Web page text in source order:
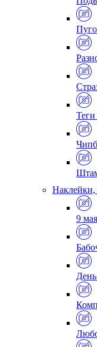
Наклейки,
9